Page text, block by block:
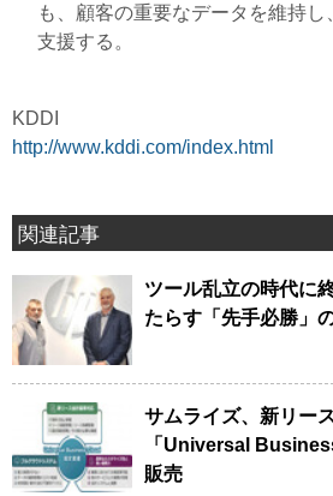
も、顧客の重要なデータを維持
支援する。
KDDI
http://www.kddi.com/index.html
関連記事
ツール乱立の時代に
たらす「先手必勝」
サムライズ、新リー
「Universal
販売